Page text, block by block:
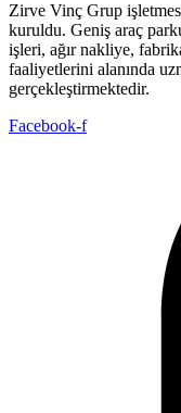
Zirve Vinç Grup
kuruldu. Geniş araç
işleri, ağır nakliye,
faaliyetlerini alanında
gerçekleştirmektedir.
Facebook-f